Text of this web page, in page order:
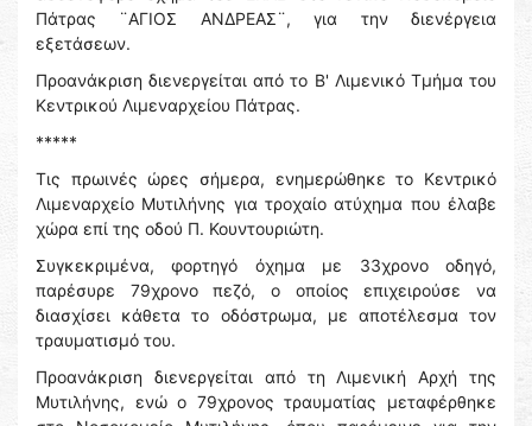
Πάτρας ¨ΑΓΙΟΣ ΑΝΔΡΕΑΣ¨, για την διενέργεια
εξετάσεων.
Προανάκριση διενεργείται από το Β' Λιμενικό Τμήμα του
Κεντρικού Λιμεναρχείου Πάτρας.
*****
Τις πρωινές ώρες σήμερα, ενημερώθηκε το Κεντρικό
Λιμεναρχείο Μυτιλήνης για τροχαίο ατύχημα που έλαβε
χώρα επί της οδού Π. Κουντουριώτη.
Συγκεκριμένα, φορτηγό όχημα με 33χρονο οδηγό,
παρέσυρε 79χρονο πεζό, ο οποίος επιχειρούσε να
διασχίσει κάθετα το οδόστρωμα, με αποτέλεσμα τον
τραυματισμό του.
Προανάκριση διενεργείται από τη Λιμενική Αρχή της
Μυτιλήνης, ενώ ο 79χρονος τραυματίας μεταφέρθηκε